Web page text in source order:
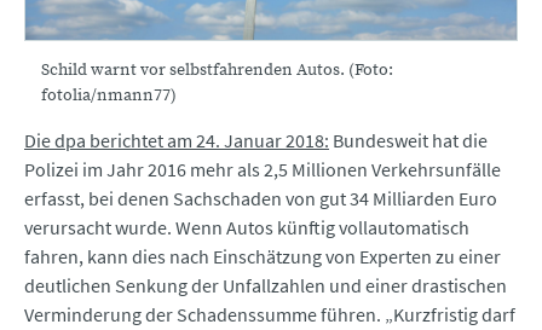
Schild warnt vor selbstfahrenden Autos. (Foto:
fotolia/nmann77)
Die dpa berichtet am 24. Januar 2018: Bundesweit hat die
Polizei im Jahr 2016 mehr als 2,5 Millionen Verkehrsunfälle
erfasst, bei denen Sachschaden von gut 34 Milliarden Euro
verursacht wurde. Wenn Autos künftig vollautomatisch
fahren, kann dies nach Einschätzung von Experten zu einer
deutlichen Senkung der Unfallzahlen und einer drastischen
Verminderung der Schadenssumme führen. „Kurzfristig darf